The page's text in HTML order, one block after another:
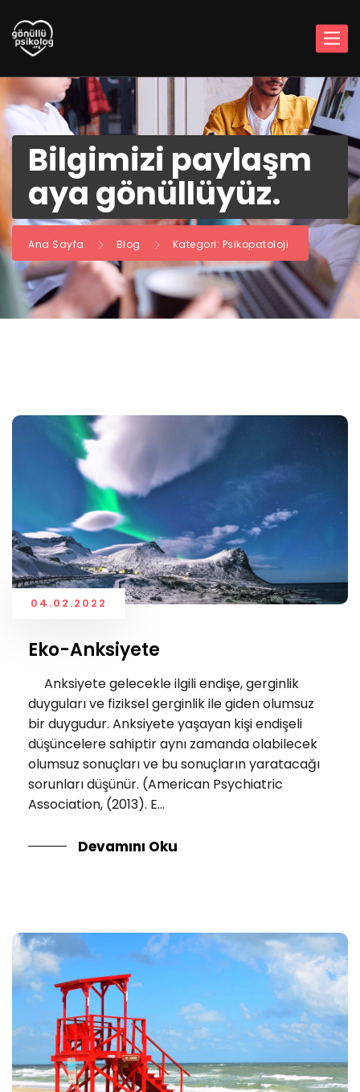
Bilgimizi paylaşm
aya gönüllüyüz.
Ana Sayfa Blog Kategori: Psikopatoloji
04.02.2022
Eko-Anksiyete
Anksiyete gelecekle ilgili endişe, gerginlik
duyguları ve fiziksel gerginlik ile giden olumsuz
bir duygudur. Anksiyete yaşayan kişi endişeli
düşüncelere sahiptir aynı zamanda olabilecek
olumsuz sonuçları ve bu sonuçların yaratacağı
sorunları düşünür. (American Psychiatric
Association, (2013). E...
Devamını Oku